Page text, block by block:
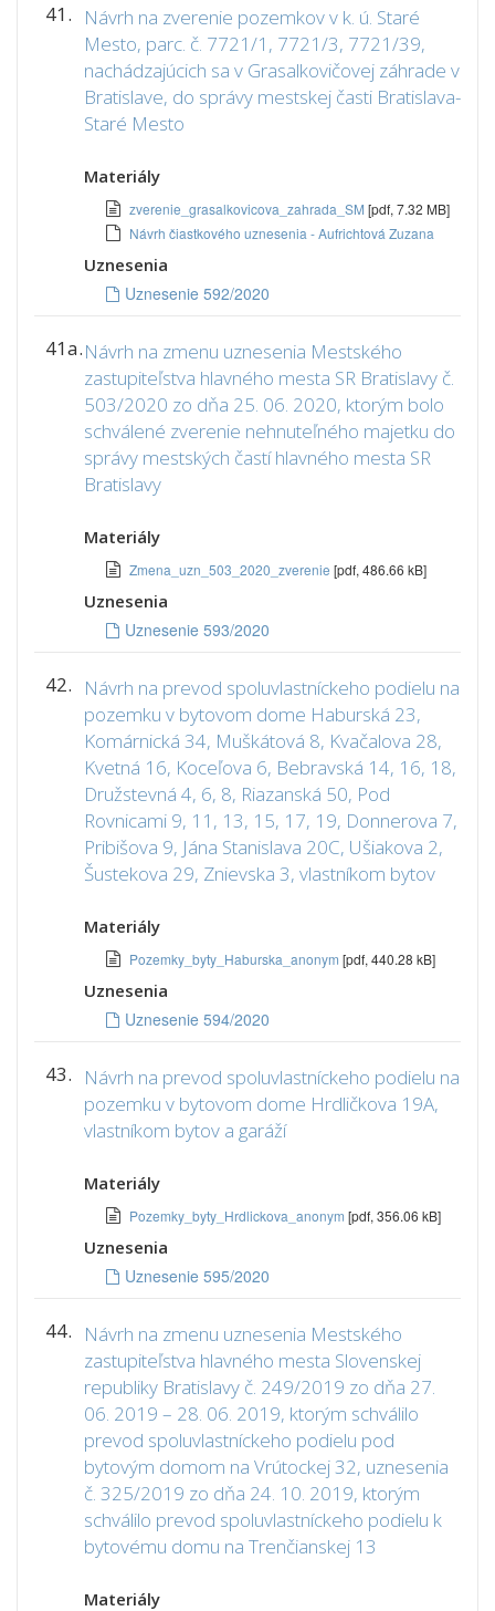
41.
Návrh na zverenie pozemkov v k. ú. Staré
Mesto, parc. č. 7721/1, 7721/3, 7721/39,
nachádzajúcich sa v Grasalkovičovej záhrade v
Bratislave, do správy mestskej časti Bratislava-
Staré Mesto
Materiály
zverenie_grasalkovicova_zahrada_SM [pdf, 7.32 MB]
Návrh čiastkového uznesenia - Aufrichtová Zuzana
Uznesenia
Uznesenie 592/2020
41a.Návrh na zmenu uznesenia Mestského
zastupiteľstva hlavného mesta SR Bratislavy č.
503/2020 zo dňa 25. 06. 2020, ktorým bolo
schválené zverenie nehnuteľného majetku do
správy mestských častí hlavného mesta SR
Bratislavy
Materiály
Zmena_uzn_503_2020_zverenie [pdf, 486.66 kB]
Uznesenia
Uznesenie 593/2020
42.
Návrh na prevod spoluvlastníckeho podielu na
pozemku v bytovom dome Haburská 23,
Komárnická 34, Muškátová 8, Kvačalova 28,
Kvetná 16, Koceľova 6, Bebravská 14, 16, 18,
Družstevná 4, 6, 8, Riazanská 50, Pod
Rovnicami 9, 11, 13, 15, 17, 19, Donnerova 7,
Pribišova 9, Jána Stanislava 20C, Ušiakova 2,
Šustekova 29, Znievska 3, vlastníkom bytov
Materiály
Pozemky_byty_Haburska_anonym [pdf, 440.28 kB]
Uznesenia
Uznesenie 594/2020
43.
Návrh na prevod spoluvlastníckeho podielu na
pozemku v bytovom dome Hrdličkova 19A,
vlastníkom bytov a garáží
Materiály
Pozemky_byty_Hrdlickova_anonym [pdf, 356.06 kB]
Uznesenia
Uznesenie 595/2020
44.
Návrh na zmenu uznesenia Mestského
zastupiteľstva hlavného mesta Slovenskej
republiky Bratislavy č. 249/2019 zo dňa 27.
06. 2019 – 28. 06. 2019, ktorým schválilo
prevod spoluvlastníckeho podielu pod
bytovým domom na Vrútockej 32, uznesenia
č. 325/2019 zo dňa 24. 10. 2019, ktorým
schválilo prevod spoluvlastníckeho podielu k
bytovému domu na Trenčianskej 13
Materiály